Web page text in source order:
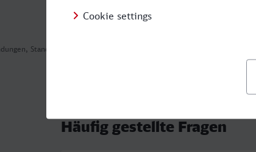
Stand: 2026-08-03 15:48
Häufig gestellte Fragen